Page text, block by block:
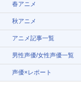
春アニメ
秋アニメ
アニメ記事一覧
男性声優/女性声優一覧
声優×レポート